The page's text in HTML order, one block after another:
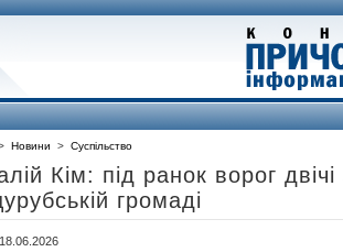
Новини > Суспільство
Кім: під ранок ворог
громаді